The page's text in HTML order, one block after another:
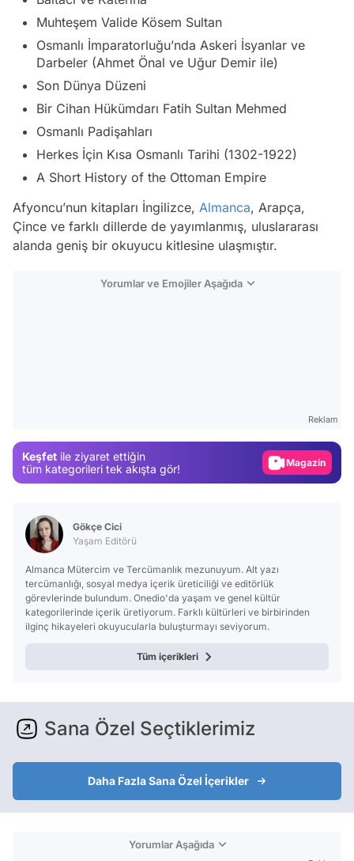
Muhteşem Valide Kösem Sultan
Osmanlı İmparatorluğu’nda Askeri İsyanlar ve
Darbeler (Ahmet Önal ve Uğur Demir ile)
Son Dünya Düzeni
Bir Cihan Hükümdarı Fatih Sultan Mehmed
Osmanlı Padişahları
Herkes İçin Kısa Osmanlı Tarihi (1302-1922)
A Short History of the Ottoman Empire
Afyoncu’nun kitapları İngilizce, Almanca, Arapça,
Çince ve farklı dillerde de yayımlanmış, uluslararası
alanda geniş bir okuyucu kitlesine ulaşmıştır.
Yorumlar ve Emojiler Aşağıda
Reklam
Keşfet ile ziyaret ettiğin
tüm kategorileri tek akışta gör!
Magazin
Video
Gökçe Cici
Yaşam Editörü
Almanca Mütercim ve Tercümanlık mezunuyum. Alt yazı
tercümanlığı, sosyal medya içerik üreticiliği ve editörlük
görevlerinde bulundum. Onedio'da yaşam ve genel kültür
kategorilerinde içerik üretiyorum. Farklı kültürleri ve birbirinden
ilginç hikayeleri okuyucularla buluşturmayı seviyorum.
Tüm içerikleri
Sana Özel Seçtiklerimiz
Daha Fazla Sana Özel İçerikler
Yorumlar Aşağıda